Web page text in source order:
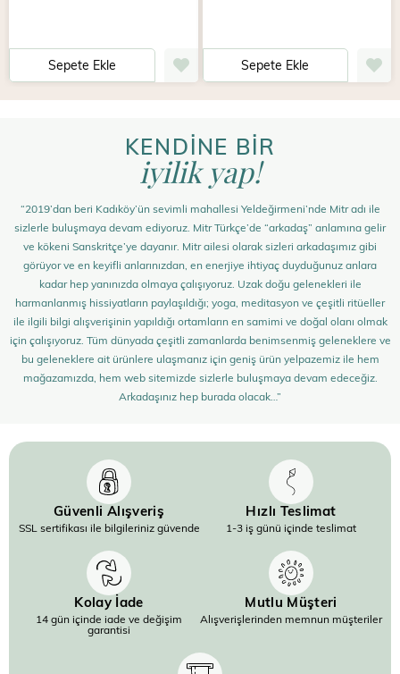
Sepete Ekle Sepete Ekle
KENDİNE BİR
iyilik yap!
“2019’dan beri Kadıköy’ün sevimli mahallesi Yeldeğirmeni’nde Mitr adı ile
sizlerle buluşmaya devam ediyoruz. Mitr Türkçe’de “arkadaş” anlamına gelir
ve kökeni Sanskritçe’ye dayanır. Mitr ailesi olarak sizleri arkadaşımız gibi
görüyor ve en keyifli anlarınızdan, en enerjiye ihtiyaç duyduğunuz anlara
kadar hep yanınızda olmaya çalışıyoruz. Uzak doğu gelenekleri ile
harmanlanmış hissiyatların paylaşıldığı; yoga, meditasyon ve çeşitli ritüeller
ile ilgili bilgi alışverişinin yapıldığı ortamların en samimi ve doğal olanı olmak
için çalışıyoruz. Tüm dünyada çeşitli zamanlarda benimsenmiş geleneklere ve
bu geleneklere ait ürünlere ulaşmanız için geniş ürün yelpazemiz ile hem
mağazamızda, hem web sitemizde sizlerle buluşmaya devam edeceğiz.
Arkadaşınız hep burada olacak…”
Güvenli Alışveriş
SSL sertifikası ile bilgileriniz güvende
Hızlı Teslimat
1-3 iş günü içinde teslimat
Kolay İade
14 gün içinde iade ve değişim
garantisi
Mutlu Müşteri
Alışverişlerinden memnun müşteriler